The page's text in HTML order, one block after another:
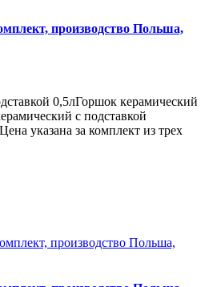
производство Польша,
0,5лГоршок керамический
с подставкой
указана за комплект из трех